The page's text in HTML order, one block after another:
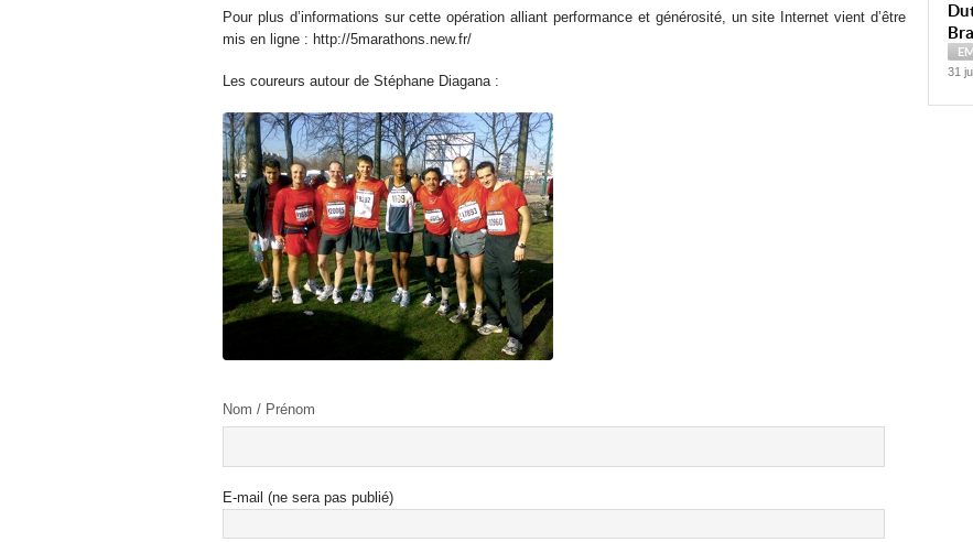
Pour plus d’informations sur cette opération alliant performance et générosité, un site Internet vient d’être
mis en ligne : http://5marathons.new.fr/
Les coureurs autour de Stéphane Diagana :
Nom / Prénom
E-mail (ne sera pas publié)
31